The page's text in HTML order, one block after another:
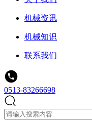
机械资讯
机械知识
联系我们
0513-83266698